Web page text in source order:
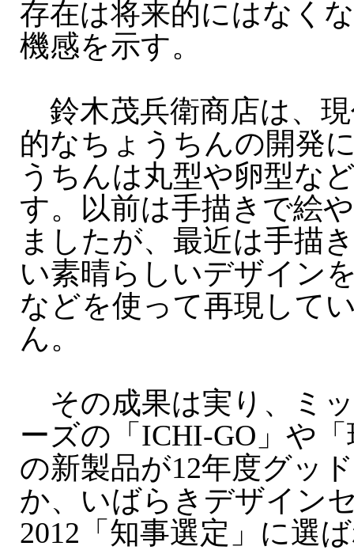
存在は将来的にはなく
機感を示す。
鈴木茂兵衛商店は、
的なちょうちんの開発
うちんは丸型や卵型な
す。以前は手描きで絵
ましたが、最近は手描
い素晴らしいデザイン
などを使って再現して
ん。
その成果は実り、ミ
ーズの「ICHI-GO」や
の新製品が12年度グッ
か、いばらきデザイン
2012「知事選定」に選